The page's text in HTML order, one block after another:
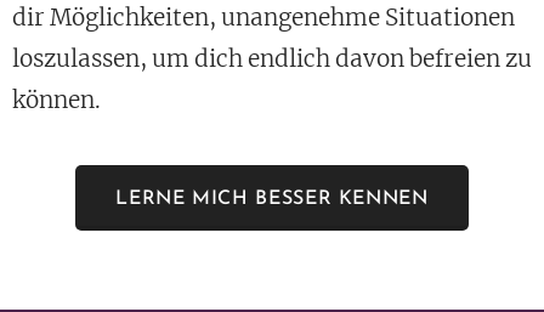
dir Möglichkeiten, unangenehme Situationen
loszulassen, um dich endlich davon befreien zu
können.
LERNE MICH BESSER KENNEN